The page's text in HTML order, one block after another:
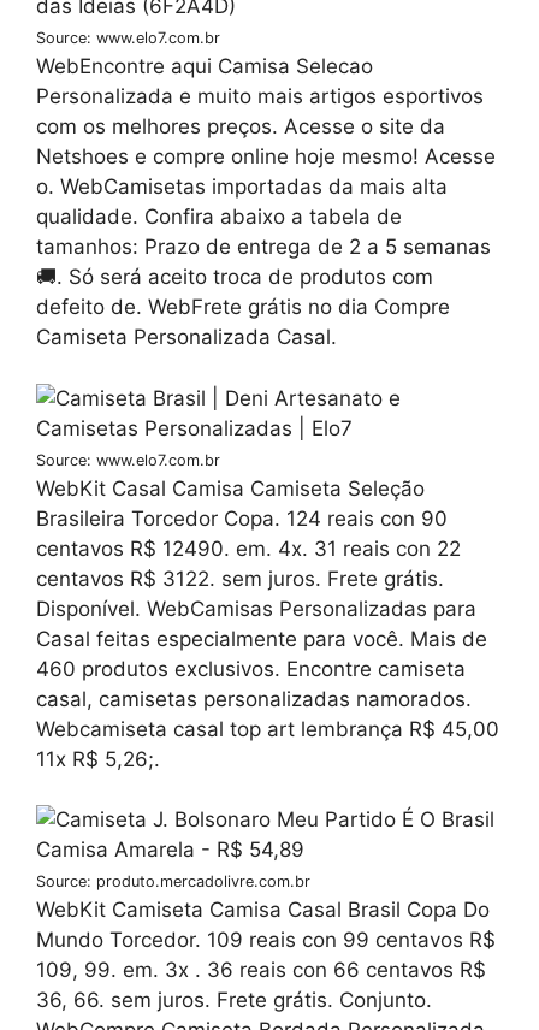
Source: www.elo7.com.br
WebEncontre aqui Camisa Selecao
Personalizada e muito mais artigos esportivos
com os melhores preços. Acesse o site da
Netshoes e compre online hoje mesmo! Acesse
o. WebCamisetas importadas da mais alta
qualidade. Confira abaixo a tabela de
tamanhos: Prazo de entrega de 2 a 5 semanas
🚚. Só será aceito troca de produtos com
defeito de. WebFrete grátis no dia Compre
Camiseta Personalizada Casal.
Source: www.elo7.com.br
WebKit Casal Camisa Camiseta Seleção
Brasileira Torcedor Copa. 124 reais con 90
centavos R$ 12490. em. 4x. 31 reais con 22
centavos R$ 3122. sem juros. Frete grátis.
Disponível. WebCamisas Personalizadas para
Casal feitas especialmente para você. Mais de
460 produtos exclusivos. Encontre camiseta
casal, camisetas personalizadas namorados.
Webcamiseta casal top art lembrança R$ 45,00
11x R$ 5,26;.
Source: produto.mercadolivre.com.br
WebKit Camiseta Camisa Casal Brasil Copa Do
Mundo Torcedor. 109 reais con 99 centavos R$
109, 99. em. 3x . 36 reais con 66 centavos R$
36, 66. sem juros. Frete grátis. Conjunto.